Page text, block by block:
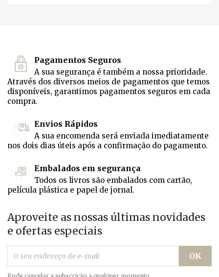
Pagamentos Seguros
A sua segurança é também a nossa prioridade.
Através dos diversos meios de pagamentos que temos
disponíveis, garantimos pagamentos seguros em cada
compra.
Envios Rápidos
A sua encomenda será enviada imediatamente
nos dois dias úteis após a confirmação do pagamento.
Embalados em segurança
Todos os livros são embalados com cartão,
película plástica e papel de jornal.
Aproveite as nossas últimas novidades
e ofertas especiais